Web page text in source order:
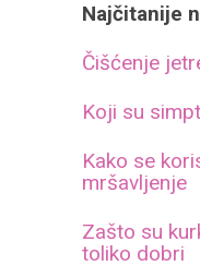
Najčitanije
Čišćenje
Koji su
Kako se
mršavljenje
Zašto su
toliko dobri